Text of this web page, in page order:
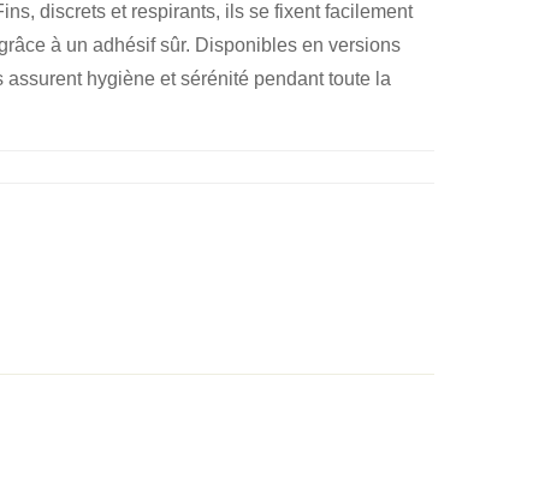
discrets et respirants, ils se fixent facilement
à un adhésif sûr. Disponibles en versions
assurent hygiène et sérénité pendant toute la